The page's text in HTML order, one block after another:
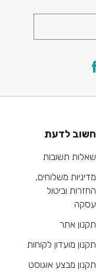
חשוב לדעת
שאלות תשובות
מדיניות משלוחים,
החזרות וביטול
עסקה
תקנון אתר
תקנון מועדון לקוחות
תקנון מבצע אוגוסט